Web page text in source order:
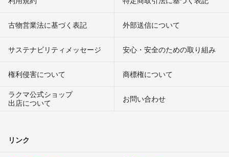
古物営業法に基づく表記 外部送信について
サステナビリティメッセージ 安心・安全のための取り組み
権利侵害について
商標権について
ラクマ公式ショップ
出店について
お問い合わせ
リンク